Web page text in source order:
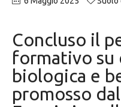
Concluso il
formativo su
biologica e
promosso